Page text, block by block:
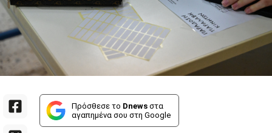
Πρόσθεσε το Dnews στα
αγαπημένα σου στη Google